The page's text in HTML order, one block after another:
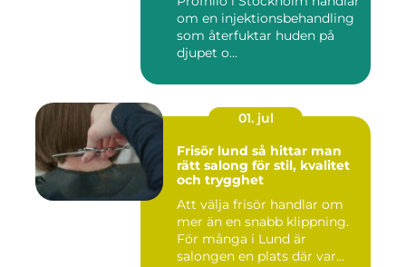
om en injektionsbehandling
som återfuktar huden på
djupet o...
01. jul
Frisör lund så hittar man
rätt salong för stil, kvalitet
och trygghet
Att välja frisör handlar om
mer än en snabb klippning.
För många i Lund är
salongen en plats där var...